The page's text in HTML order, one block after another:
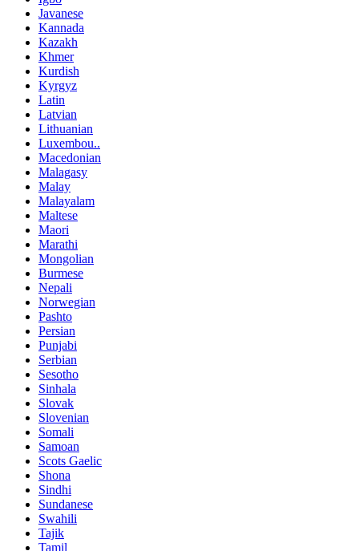
Javanese
Kannada
Kazakh
Khmer
Kurdish
Kyrgyz
Latin
Latvian
Lithuanian
Luxembou..
Macedonian
Malagasy
Malay
Malayalam
Maltese
Maori
Marathi
Mongolian
Burmese
Nepali
Norwegian
Pashto
Persian
Punjabi
Serbian
Sesotho
Sinhala
Slovak
Slovenian
Somali
Samoan
Scots Gaelic
Shona
Sindhi
Sundanese
Swahili
Tajik
Tamil